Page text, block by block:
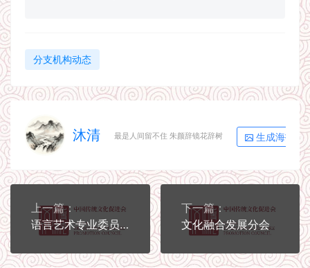
分支机构动态
沐清 最是人间留不住 朱颜辞镜花辞树 生成海报
上一篇：
语言艺术专业委员会
下一篇：
文化融合发展分会